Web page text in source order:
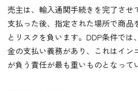
売主は、輸入通関手続きを完了させ
支払った後、指定された場所で商品
とリスクを負います。DDP条件では
金の支払い義務があり、これはイン
が負う責任が最も重いものとなって